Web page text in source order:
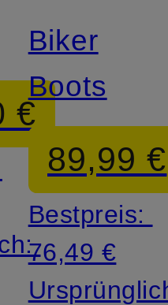
€
Biker
Boots
89,99 €
Bestpreis:
76,49 €